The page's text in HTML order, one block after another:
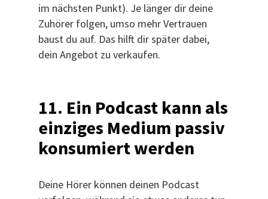
im nächsten Punkt). Je länger dir deine
Zuhörer folgen, umso mehr Vertrauen
baust du auf. Das hilft dir später dabei,
dein Angebot zu verkaufen.
11. Ein Podcast kann als
einziges Medium passiv
konsumiert werden
Deine Hörer können deinen Podcast